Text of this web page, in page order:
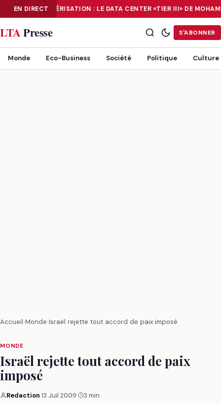
EN DIRECTNUMÉRISATION : LE DATA CENTER «TIER III» DE
NUMÉRISATION : LE DATA CENTER «TIER III» DE MOHAMMADIA, UN
LTAPresse S'ABONNER
Monde Eco-Business Société Politique Culture
Accueil›Monde›Israël rejette tout accord de paix imposé
MONDE
Israël rejette tout accord de paix
imposé
Redaction·13 Juil 2009· 3 min